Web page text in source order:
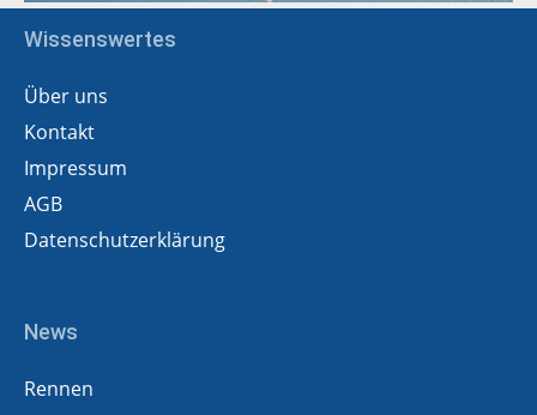
Wissenswertes
Über uns
Kontakt
Impressum
AGB
Datenschutzerklärung
News
Rennen